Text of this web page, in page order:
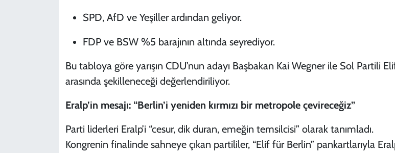
SPD, AfD ve Yeşiller ardından geliyor.
FDP ve BSW %5 barajının altında seyrediyor.
Bu tabloya göre yarışın CDU’nun adayı Başbakan Kai Wegner ile Sol Partili
arasında şekilleneceği değerlendiriliyor.
Eralp’in mesajı: “Berlin’i yeniden kırmızı bir metropole çevireceğiz”
Parti liderleri Eralp’i “cesur, dik duran, emeğin temsilcisi” olarak tanımladı.
Kongrenin finalinde sahneye çıkan partililer, “Elif für Berlin” pankartlarıyla